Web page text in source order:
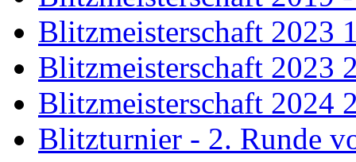
Blitzmeisterschaft 2023
Blitzmeisterschaft 2023
Blitzmeisterschaft 2024
Blitzturnier - 2. Runde